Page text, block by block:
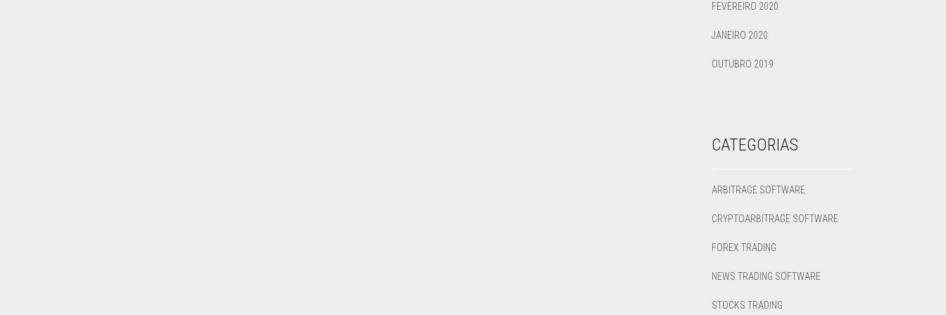
FEVEREIRO 2020
JANEIRO 2020
OUTUBRO 2019
CATEGORIAS
ARBITRAGE SOFTWARE
CRYPTOARBITRAGE SOFTWARE
FOREX TRADING
NEWS TRADING SOFTWARE
STOCKS TRADING